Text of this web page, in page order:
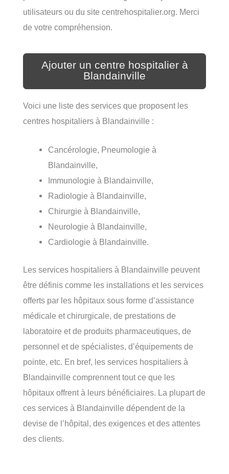
utilisateurs ou du site centrehospitalier.org. Merci
de votre compréhension.
Ajouter un centre hospitalier à
Blandainville
Voici une liste des services que proposent les
centres hospitaliers à Blandainville :
Cancérologie, Pneumologie à
Blandainville,
Immunologie à Blandainville,
Radiologie à Blandainville,
Chirurgie à Blandainville,
Neurologie à Blandainville,
Cardiologie à Blandainville.
Les services hospitaliers à Blandainville peuvent
être définis comme les installations et les services
offerts par les hôpitaux sous forme d’assistance
médicale et chirurgicale, de prestations de
laboratoire et de produits pharmaceutiques, de
personnel et de spécialistes, d’équipements de
pointe, etc. En bref, les services hospitaliers à
Blandainville comprennent tout ce que les
hôpitaux offrent à leurs bénéficiaires. La plupart de
ces services à Blandainville dépendent de la
devise de l’hôpital, des exigences et des attentes
des clients.